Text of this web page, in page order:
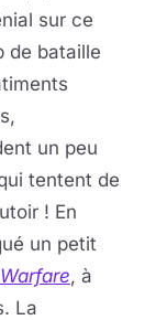
sur ce
de bataille
un peu
tentent de
! En
un petit
, à
La